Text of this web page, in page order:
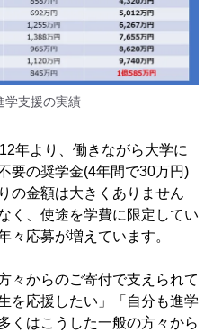
学支援の実績
年より、働きながら大学に
要の奨学金(4年間で30万円)
の金額は大きくありません
く、使途を学費に限定してい
々応募が増えています。
々からのご寄付で支えられて
を応援したい」「自分も進学
くはこうした一般の方々から